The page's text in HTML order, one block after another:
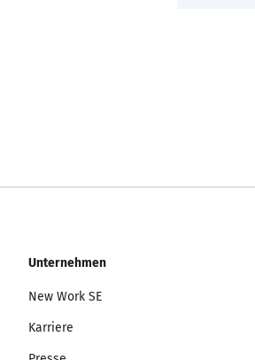
Unternehmen
New Work SE
Karriere